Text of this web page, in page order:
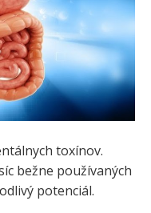
toxínov.
bežne používaných
potenciál.